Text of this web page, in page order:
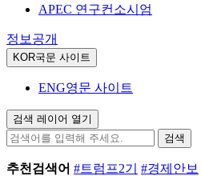
APEC 연구컨소시엄
정보공개
KOR국문 사이트
ENG영문 사이트
검색 레이어 열기
검색
추천검색어 #트럼프2기 #경제안보